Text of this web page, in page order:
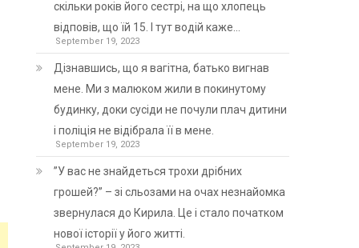
скільки років його сестрі, на що хлопець
відповів, що їй 15. І тут водій каже…
September 19, 2023
Дізнавшись, що я вагітна, батько вигнав
мене. Ми з малюком жили в покинутому
будинку, доки сусіди не почули плач дитини
і поліція не відібрала її в мене.
September 19, 2023
”У вас не знайдеться трохи дрібних
грошей?” – зі сльозами на очах незнайомка
звернулася до Кирила. Це і стало початком
нової історії у його житті.